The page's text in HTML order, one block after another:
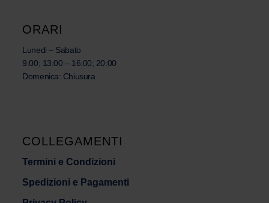
ORARI
Lunedi – Sabato
9:00; 13:00 – 16:00; 20:00
Domenica: Chiusura
COLLEGAMENTI
Termini e Condizioni
Spedizioni e Pagamenti